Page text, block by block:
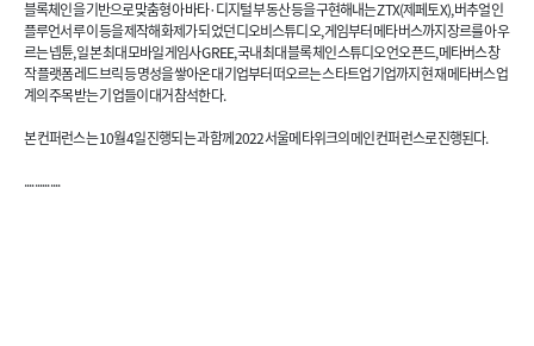
블록체인을 기반으로 맞춤형 아바타·디지털 부동산 등을 구현해내는 ZTX(제페토X), 버추얼 인
플루언서 루이 등을 제작해 화제가 되었던 디오비스튜디오, 게임부터 메타버스까지 장르를 아우
르는 넵튠, 일본 최대 모바일 게임사 GREE, 국내 최대 블록체인 스튜디오 언오픈드, 메타버스 창
작 플랫폼 레드브릭 등 명성을 쌓아온 대기업부터 떠오르는 스타트업 기업까지 현재 메타버스 업
계의 주목 받는 기업들이 대거 참석한다.
본 컨퍼런스는 10월 4일 진행되는 과 함께 2022 서울메타위크의 메인 컨퍼런스로 진행된다.
..............